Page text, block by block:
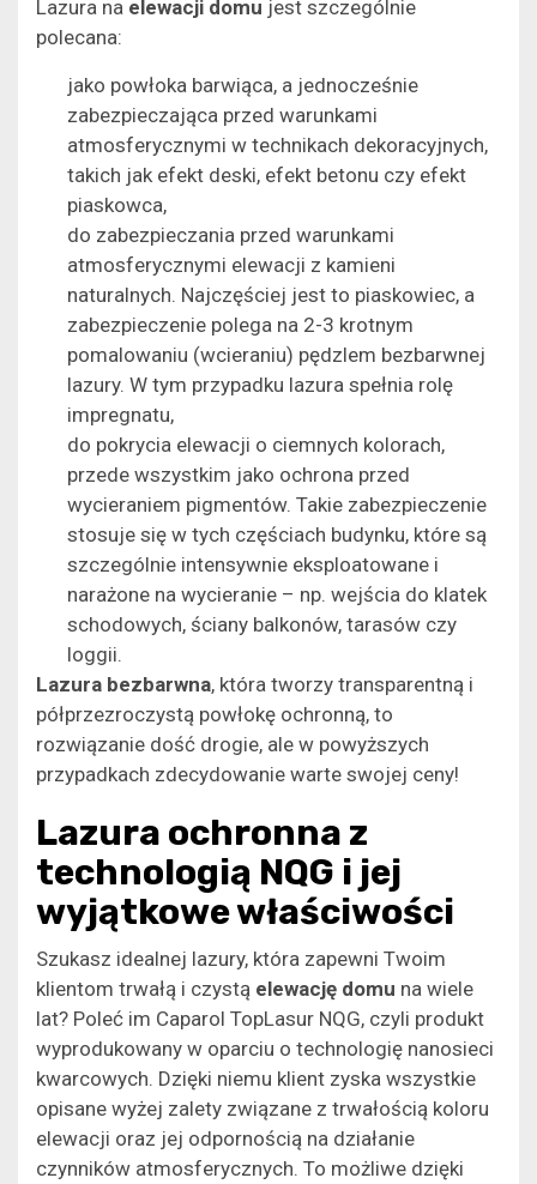
Lazura na elewacji domu jest szczególnie
polecana:
jako powłoka barwiąca, a jednocześnie
zabezpieczająca przed warunkami
atmosferycznymi w technikach dekoracyjnych,
takich jak efekt deski, efekt betonu czy efekt
piaskowca,
do zabezpieczania przed warunkami
atmosferycznymi elewacji z kamieni
naturalnych. Najczęściej jest to piaskowiec, a
zabezpieczenie polega na 2-3 krotnym
pomalowaniu (wcieraniu) pędzlem bezbarwnej
lazury. W tym przypadku lazura spełnia rolę
impregnatu,
do pokrycia elewacji o ciemnych kolorach,
przede wszystkim jako ochrona przed
wycieraniem pigmentów. Takie zabezpieczenie
stosuje się w tych częściach budynku, które są
szczególnie intensywnie eksploatowane i
narażone na wycieranie – np. wejścia do klatek
schodowych, ściany balkonów, tarasów czy
loggii.
Lazura bezbarwna, która tworzy transparentną i
półprzezroczystą powłokę ochronną, to
rozwiązanie dość drogie, ale w powyższych
przypadkach zdecydowanie warte swojej ceny!
Lazura ochronna z
technologią NQG i jej
wyjątkowe właściwości
Szukasz idealnej lazury, która zapewni Twoim
klientom trwałą i czystą elewację domu na wiele
lat? Poleć im Caparol TopLasur NQG, czyli produkt
wyprodukowany w oparciu o technologię nanosieci
kwarcowych. Dzięki niemu klient zyska wszystkie
opisane wyżej zalety związane z trwałością koloru
elewacji oraz jej odpornością na działanie
czynników atmosferycznych. To możliwe dzięki